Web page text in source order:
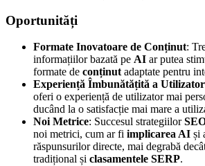
Oportunități
Formate Inovatoare de Conținut:
informațiilor bazată pe AI ar putea
formate de conținut adaptate pentru
Experiență Îmbunătățită a
oferi o experiență de utilizator mai
ducând la o satisfacție mai mare a
Noi Metrice: Succesul strategiilor
noi metrici, cum ar fi implicarea AI și
răspunsurilor directe, mai degrabă
tradițional și clasamentele SERP.